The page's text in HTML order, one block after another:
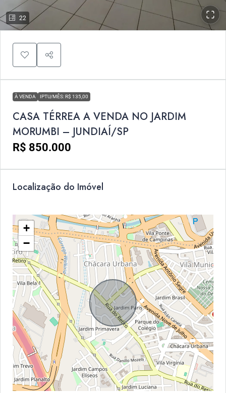
22
À VENDA IPTU/MÊS: R$ 135,00
CASA TÉRREA A VENDA NO JARDIM
MORUMBI – JUNDIAÍ/SP
R$ 850.000
Localização do Imóvel
+
−